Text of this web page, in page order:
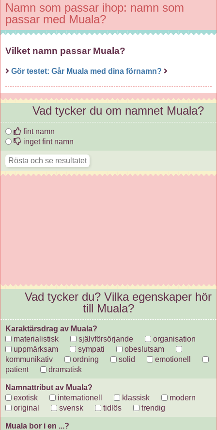
Namn som passar ihop: namn som
passar med Muala?
Vilket namn passar Muala?
Gör testet: Går Muala med dina förnamn?
Vad tycker du om namnet Muala?
fint namn
inget fint namn
Vad tycker du? Vilka egenskaper hör
till Muala?
Karaktärsdrag av Muala?
materialistisk
självförsörjande
organisation
uppmärksam
sympati
obeslutsam
kommunikativ
ordning solid
emotionell
patient
dramatisk
Namnattribut av Muala?
exotisk
internationell klassisk
modern
original
svensk tidlös trendig
Muala bor i en ...?